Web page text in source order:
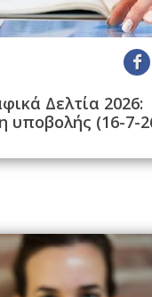
Δελτία 2026:
υποβολής (16-7-